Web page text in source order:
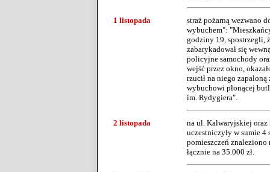
1 listopada
straż pożarną wezwano
wybuchem":
godziny 19, spostrzegli,
zabarykadował się
policyjne samochody
wejść przez okno,
rzucił na niego zapaloną
wybuchowi płonącej
im. Rydygiera".
2 listopada
na ul. Kalwaryjskiej oraz
uczestniczyły w sumie
pomieszczeń znaleziono
łącznie na 35.000 zł.